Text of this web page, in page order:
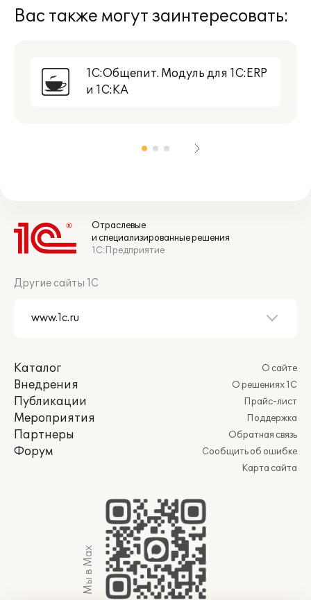
Вас также могут заинтересовать:
1С:Общепит. Модуль для 1С:ERP
и 1С:КА
Отраслевые
и специализированные решения
1С:Предприятие
Другие сайты 1С
Каталог
Внедрения
Публикации
Мероприятия
Партнеры
Форум
О сайте
О решениях 1С
Прайс-лист
Поддержка
Обратная связь
Сообщить об ошибке
Карта сайта
Мы в Max